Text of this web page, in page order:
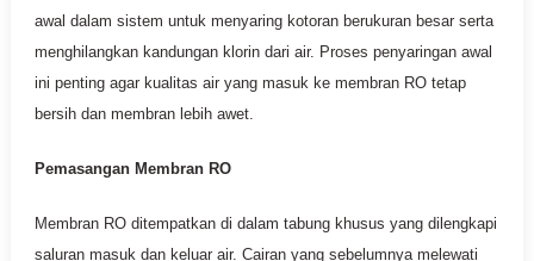
awal dalam sistem untuk menyaring kotoran berukuran besar serta
menghilangkan kandungan klorin dari air. Proses penyaringan awal
ini penting agar kualitas air yang masuk ke membran RO tetap
bersih dan membran lebih awet.
Pemasangan Membran RO
Membran RO ditempatkan di dalam tabung khusus yang dilengkapi
saluran masuk dan keluar air. Cairan yang sebelumnya melewati